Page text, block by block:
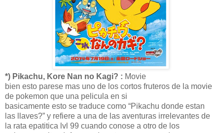
*) Pikachu, Kore Nan no Kagi? : Movie
bien esto parese mas uno de los cortos fruteros de la movie
de pokemon que una pelicula en si
basicamente esto se traduce como “Pikachu donde estan
las llaves?” y refiere a una de las aventuras irrelevantes de
la rata epatitica lvl 99 cuando conose a otro de los